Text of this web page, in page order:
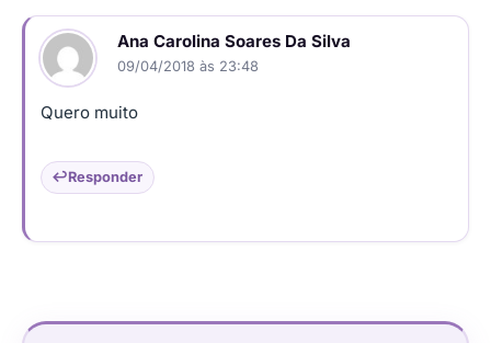
Ana Carolina Soares Da Silva
09/04/2018 às 23:48
Quero muito
Responder